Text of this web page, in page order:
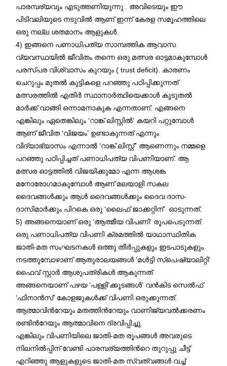
പാരമ്പര്യവും എടുത്തണിയുന്നു . അവിടെയും ഈ
പിടിവലിയുടെ നടുവിൽ ആണ് ഇന്ന് കേരള സമൂഹത്തിലെ
ഒരു നല്ല ശതമാനം ആളുകൾ.
4) ഇങ്ങനെ പണാധിപത്യ സാമ്പത്തിക ആവാസ
വ്യവസ്ഥയിൽ ജീവിതം തന്നെ ഒരു മത്സര ഓട്ടമാകുമ്പോൾ
പരസ്പര വിശ്വാസം കുറയും ( trust deficit). കാരണം
ചെറുപ്പം മുതൽ കുട്ടികളെ പറഞ്ഞു പഠിപ്പിക്കുന്നത്
മത്സരത്തിൽ എതിർ സ്ഥാനാർത്ഥിയെക്കാൾ കൂടുതൽ
മാർക്ക് വാങ്ങി ഒന്നാമനാകുക എന്നതാണ്. എങ്ങനെ
എങ്കിലും ഏതെങ്കിലും ‘റാങ്ക് ലിസ്റ്റിൽ’ കയറി പറ്റുമ്പോൾ
ആണ് ജീവിത ‘വിജയം’ ഉണ്ടാകുന്നത് എന്നും
വിദ്യാഭ്യാസം എന്നാൽ ‘റാങ്ക് ലിസ്റ്റ്” ആണെന്നും നമ്മളെ
പറഞ്ഞു പഠിപ്പിച്ചത് പണാധിപത്യ വിപണിയാണ്. ആ
മത്സര ഓട്ടത്തിൽ വിജയിക്കുമോ എന്ന ആശങ്ക
മനോരോഗമാകുമ്പോൾ ആണ് മലയാളി സകല
ദൈവങ്ങൾക്കും ആൾ ദൈവങ്ങൾക്കും ദൈവ ദാസ-
ദാസിമാർക്കും പിറകെ ഒരു ‘ലൈഫ് ജാക്കറ്റിന്’ ഓടുന്നത്.
5) അങ്ങനെയാണ് ഒരു ‘ആത്മീയ വിപണി’ രൂപപെടുന്നത്.
ഒരു പണാധിപത്യ വിപണി ക്രമത്തിൽ യാഥാസ്ഥിതിക
ജാതി-മത സംഘടനകൾ ഒത്തു തീർപ്പുകളും ഇടപാടുകളും
നടത്തുമ്പോഴാണ് ആതുരാലയങ്ങൾ ‘മൾട്ടി സ്പെഷ്യാലിറ്റി’
ഫൈവ് സ്റ്റാർ ആശുപത്രികൾ ആകുന്നത്.
അങ്ങനെയാണ് പഴയ ‘പള്ളി’ക്കൂടങ്ങൾ’ വൻകിട സെൽഫ്
‘ഫിനാൻസ്’ കോളജുകൾക്ക് വിപണി ഒരുക്കുന്നത്.
ആത്മാവിന്‍റേയും മതത്തിന്‍റേയും വാണിജ്യവൽക്കരണം
രണ്ടിന്‍റേയും ആത്മാവിനെ ദ്രവിപ്പിച്ചു.
എങ്കിലും വിപണിയിലെ ജാതി-മത രൂപങ്ങൾ അവരുടെ
നിലനിൽപ്പിന് വേണ്ടി പാരമ്പര്യത്തിന്‍റെ തുറുപ്പു ചീട്ട്
എറിഞ്ഞു ആളുകളുടെ ജാതി-മത സ്വത്വങ്ങൾ വച്ച്